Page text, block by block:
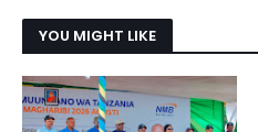
YOU MIGHT LIKE